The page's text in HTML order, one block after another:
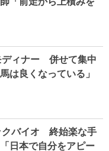
ディナー 併せて集中
は良くなっている」
クバイオ 終始楽な手
日本で自分をアピー